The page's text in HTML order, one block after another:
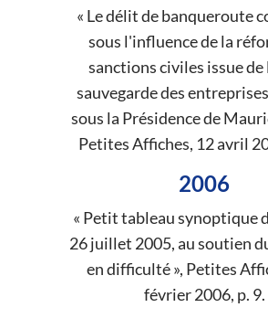
« Le délit de banqueroute
sous l'influence de la
sanctions civiles issue de
sauvegarde des
sous la Présidence de
Petites Affiches, 12 avril
2006
« Petit tableau synoptique
26 juillet 2005, au soutien
en difficulté », Petites
février 2006, p. 9.